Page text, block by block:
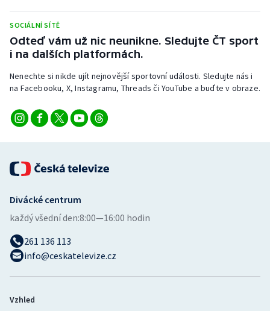
Triatlon
Vodní slalom
Volejbal
SOCIÁLNÍ SÍTĚ
Odteď vám už nic neunikne. Sledujte ČT sport
i na dalších platformách.
Nenechte si nikde ujít nejnovější sportovní události. Sledujte nás i
na Facebooku, X, Instagramu, Threads či YouTube a buďte v obraze.
Divácké centrum
každý všední den:8:00—16:00 hodin
261 136 113
info@ceskatelevize.cz
Vzhled